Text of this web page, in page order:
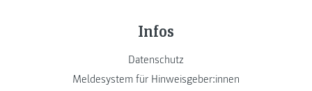
Infos
Datenschutz
Meldesystem für Hinweisgeber:innen